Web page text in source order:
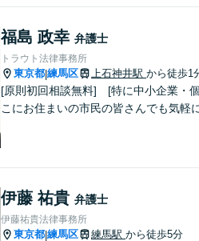
福島 政幸 弁護士
トラウト法律事務所
東京都|練馬区 上石神井駅 から徒歩1
[原則初回相談無料] [特に中小企業・個人の皆様へ] 元民間企業勤務、民事・家事
こにお住まいの市民の皆さんでも気軽
伊藤 祐貴 弁護士
伊藤祐貴法律事務所
東京都|練馬区 練馬駅 から徒歩5分